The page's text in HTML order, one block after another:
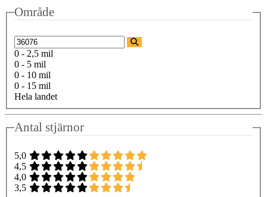
Område
0 - 2,5 mil
0 - 5 mil
0 - 10 mil
0 - 15 mil
Hela landet
Antal stjärnor
5,0
4,5
4,0
3,5